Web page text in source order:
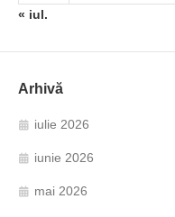
« iul.
Arhivă
iulie 2026
iunie 2026
mai 2026